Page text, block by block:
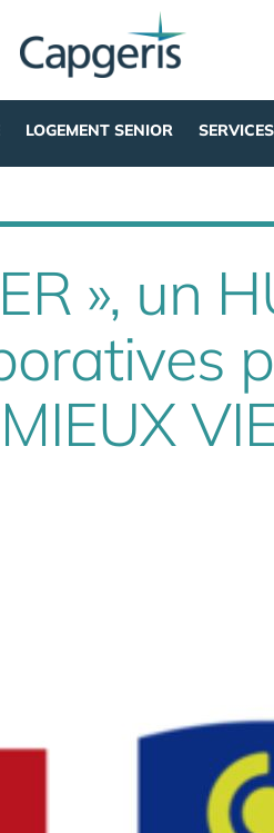
LOGEMENT SENIOR
», un